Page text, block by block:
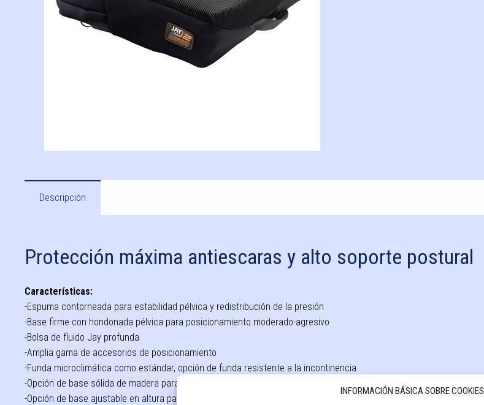
INFORMACIÓN BÁSICA SOBRE COOKIES
Descripción
Protección máxima antiescaras y alto soporte postural
Características:
-Espuma contorneada para estabilidad pélvica y redistribución de la presión
-Base firme con hondonada pélvica para posicionamiento moderado-agresivo
-Bolsa de fluido Jay profunda
-Amplia gama de accesorios de posicionamiento
-Funda microclimática como estándar, opción de funda resistente a la incontinencia
-Opción de base sólida de madera para sillas con tapicería
-Opción de base ajustable en altura para regulación altura asiento-suelo